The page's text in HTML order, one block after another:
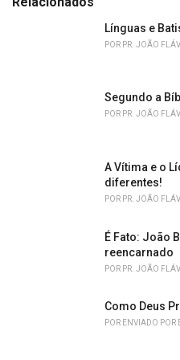
Línguas e
POR PR. JOÃO
Segundo a
POR PR. JOÃO
A Vítima e o
diferentes!
POR PR. JOÃO
É Fato: João
reencarnado
POR PR. JOÃO
Como Deus
POR ENVIADO POR